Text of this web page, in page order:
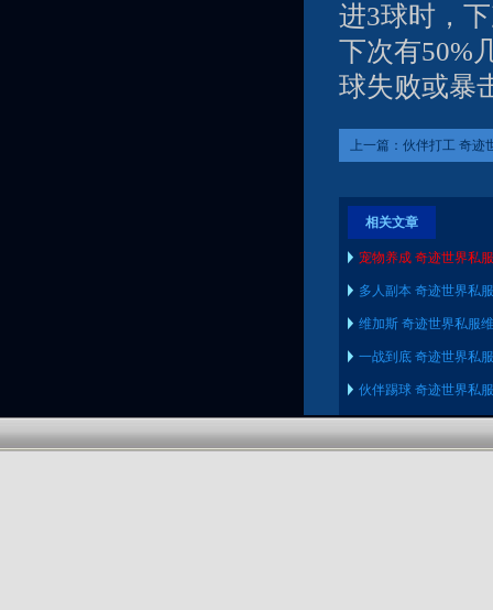
进3球时，
下次有50%
球失败或暴
上一篇： 伙伴打工 奇迹
相关文章
宠物养成 奇迹世界私
多人副本 奇迹世界私
维加斯 奇迹世界私服
一战到底 奇迹世界私
伙伴踢球 奇迹世界私